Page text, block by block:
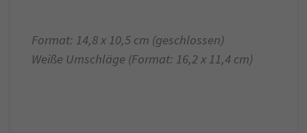
Format: 14,8 x 10,5 cm (geschlossen)
Weiße Umschläge (Format: 16,2 x 11,4 cm)